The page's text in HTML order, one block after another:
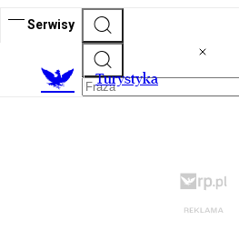
Serwisy
Turystyka